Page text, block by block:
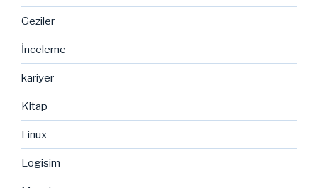
Geziler
İnceleme
kariyer
Kitap
Linux
Logisim